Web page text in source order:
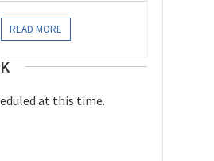
READ MORE
at this time.